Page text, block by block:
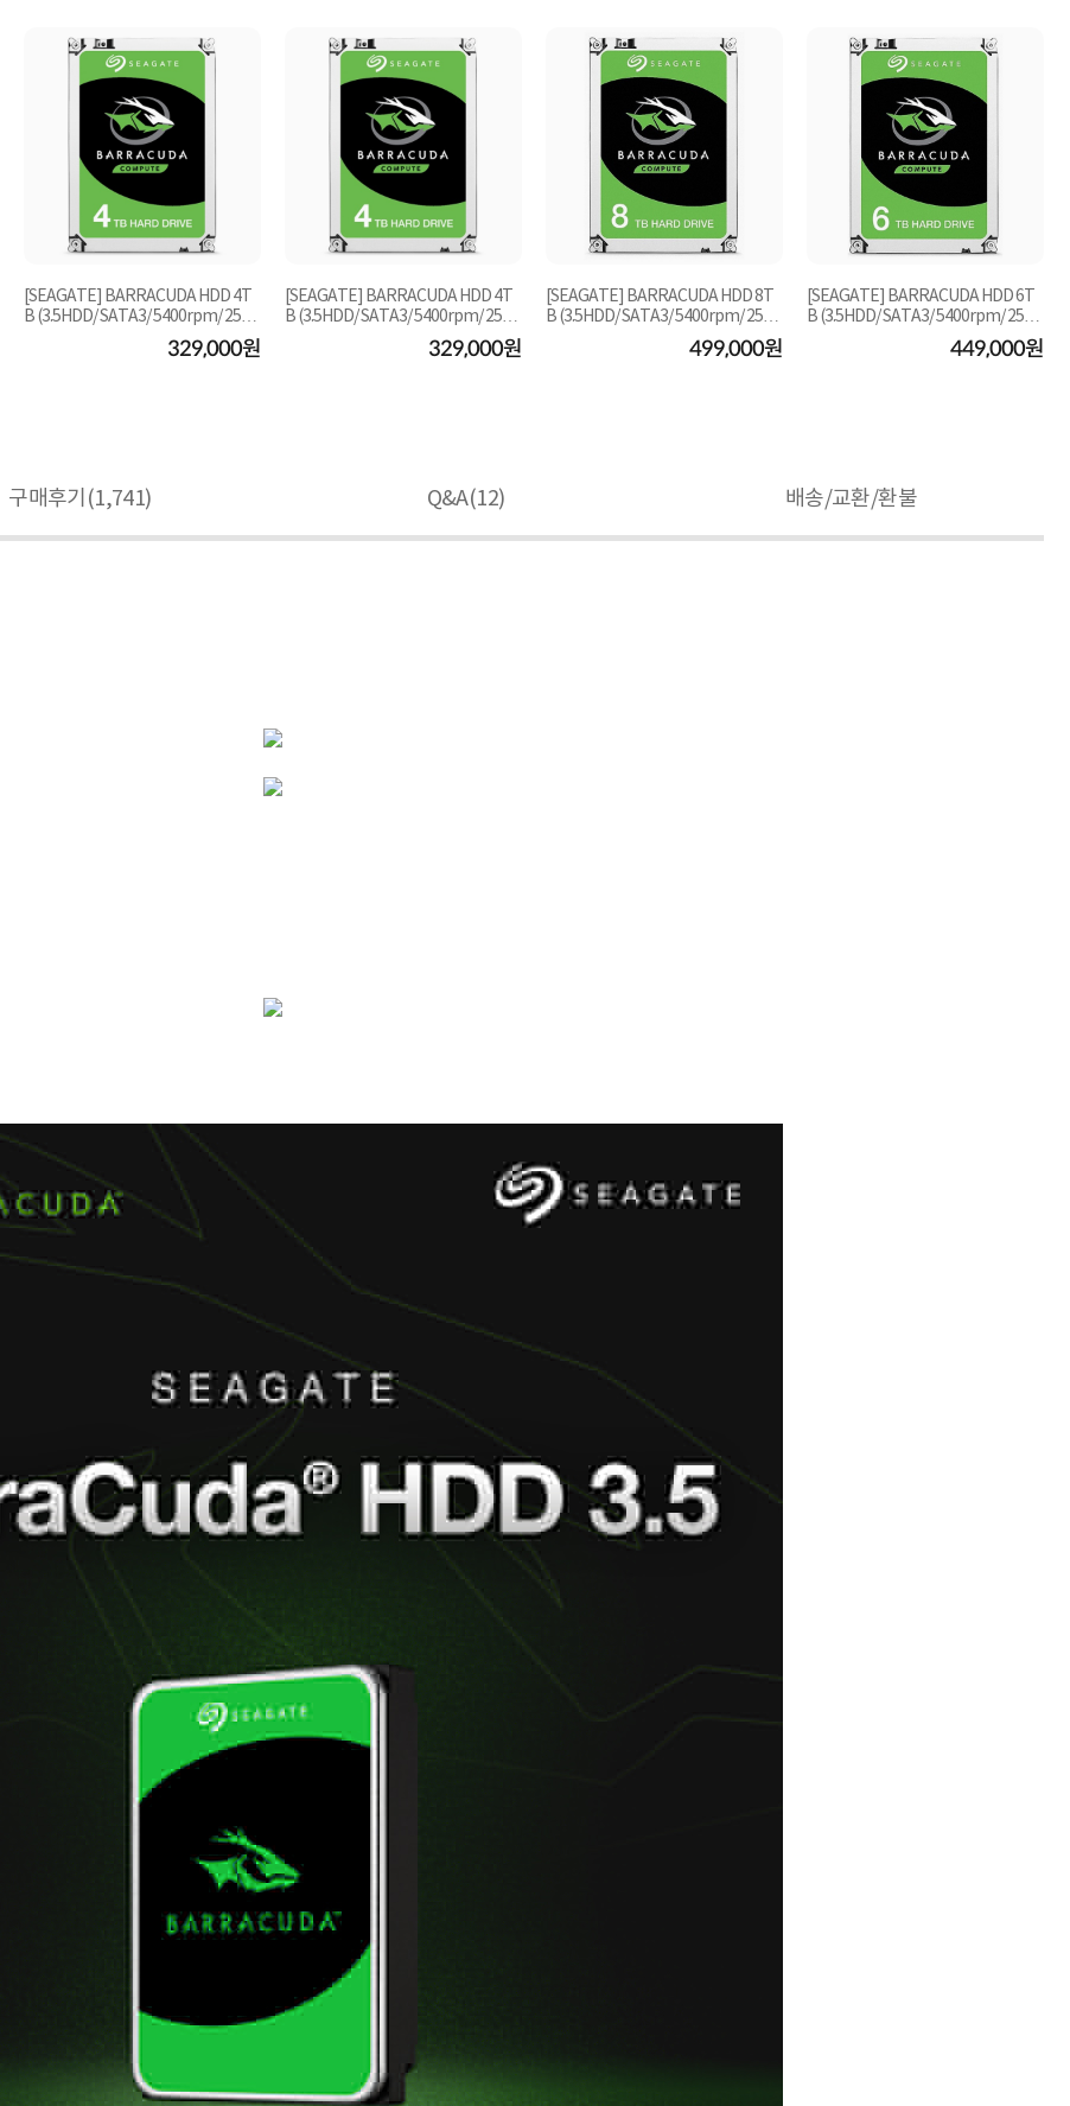
[SEAGATE] BARRACUDA HDD 4T
B (3.5HDD/ SATA3/ 5400rpm/ 256M
329,000원
[SEAGATE] BARRACUDA HDD 4T
B (3.5HDD/ SATA3/ 5400rpm/ 256M
B/ SMR+MTC) ★ 플래티...329,000원
[SEAGATE] BARRACUDA HDD 8T
B (3.5HDD/ SATA3/ 5400rpm/ 256M
499,000원
[SEAGATE] BARRACUDA HDD 6T
B (3.5HDD/ SATA3/ 5400rpm/ 256M
449,000원
구매후기(1,741) Q&A(12) 배송/교환/환불